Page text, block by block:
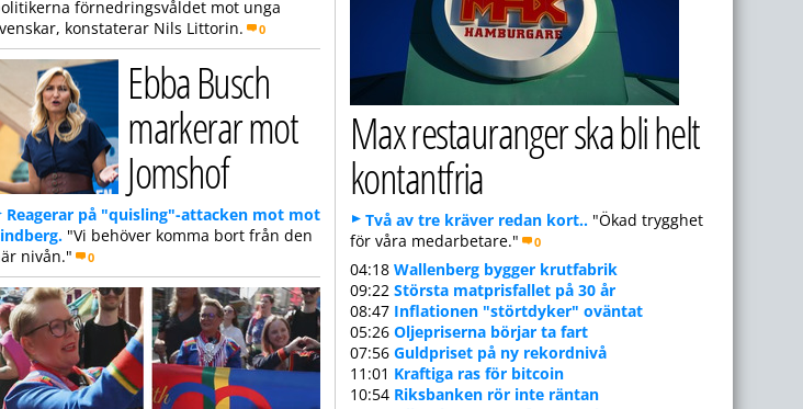
Max restauranger ska bli helt
kontantfria
Två av tre kräver redan kort.. "Ökad trygghet
för våra medarbetare."
0
04:18 Wallenberg bygger krutfabrik
09:22 Största matprisfallet på 30 år
08:47 Inflationen "störtdyker" oväntat
05:26 Oljepriserna börjar ta fart
07:56 Guldpriset på ny rekordnivå
11:01 Kraftiga ras för bitcoin
10:54 Riksbanken rör inte räntan
förnedringsvåldet mot unga
konstaterar Nils Littorin.
0
Ebba Busch
markerar mot
Jomshof
Reagerar på "quisling"-attacken mot mot
"Vi behöver komma bort från den
nivån."
0